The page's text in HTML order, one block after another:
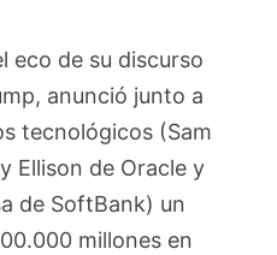
eco de su discurso
anunció junto a
tecnológicos (Sam
Ellison de Oracle y
de SoftBank) un
millones en